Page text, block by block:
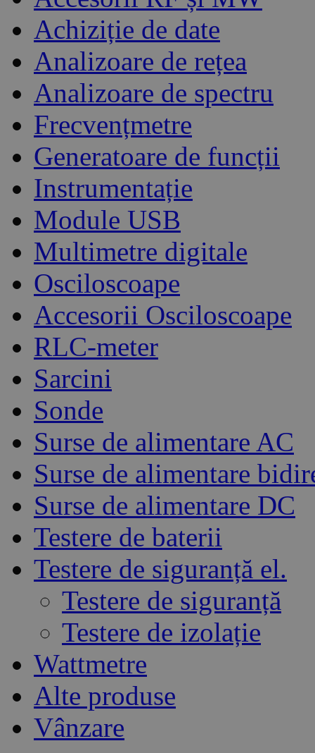
Achiziție de date
Analizoare de rețea
Analizoare de spectru
Frecvențmetre
Generatoare de funcții
Instrumentație
Module USB
Multimetre digitale
Osciloscoape
Accesorii Osciloscoape
RLC-meter
Sarcini
Sonde
Surse de alimentare AC
Surse de alimentare
Surse de alimentare DC
Testere de baterii
Testere de siguranță el.
Testere de siguranță
Testere de izolație
Wattmetre
Alte produse
Vânzare